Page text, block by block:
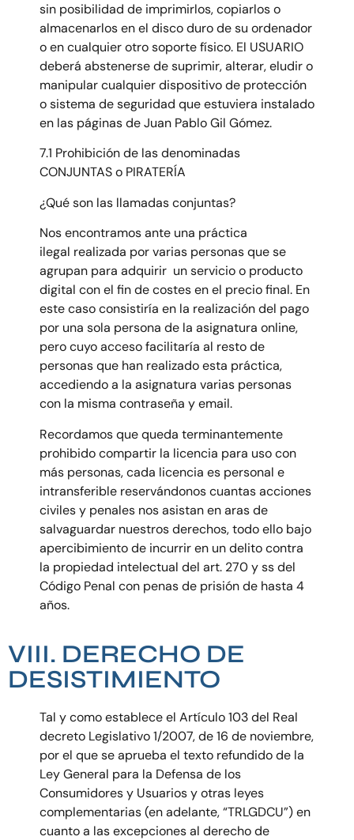
sin posibilidad de imprimirlos, copiarlos o
almacenarlos en el disco duro de su ordenador
o en cualquier otro soporte físico. El USUARIO
deberá abstenerse de suprimir, alterar, eludir o
manipular cualquier dispositivo de protección
o sistema de seguridad que estuviera instalado
en las páginas de Juan Pablo Gil Gómez.
7.1 Prohibición de las denominadas
CONJUNTAS o PIRATERÍA
¿Qué son las llamadas conjuntas?
Nos encontramos ante una práctica
ilegal realizada por varias personas que se
agrupan para adquirir un servicio o producto
digital con el fin de costes en el precio final. En
este caso consistiría en la realización del pago
por una sola persona de la asignatura online,
pero cuyo acceso facilitaría al resto de
personas que han realizado esta práctica,
accediendo a la asignatura varias personas
con la misma contraseña y email.
Recordamos que queda terminantemente
prohibido compartir la licencia para uso con
más personas, cada licencia es personal e
intransferible reservándonos cuantas acciones
civiles y penales nos asistan en aras de
salvaguardar nuestros derechos, todo ello bajo
apercibimiento de incurrir en un delito contra
la propiedad intelectual del art. 270 y ss del
Código Penal con penas de prisión de hasta 4
años.
VIII. DERECHO DE
DESISTIMIENTO
Tal y como establece el Artículo 103 del Real
decreto Legislativo 1/2007, de 16 de noviembre,
por el que se aprueba el texto refundido de la
Ley General para la Defensa de los
Consumidores y Usuarios y otras leyes
complementarias (en adelante, “TRLGDCU”) en
cuanto a las excepciones al derecho de